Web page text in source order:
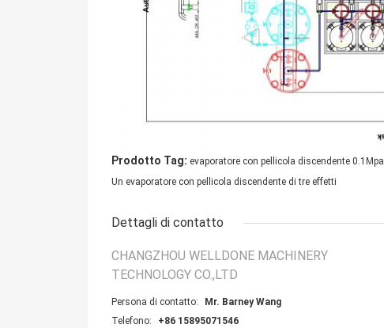
Prodotto Tag: evaporatore con pellicola discendente 0.1Mpa
Un evaporatore con pellicola discendente di tre effetti
Dettagli di contatto
CHANGZHOU WELLDONE MACHINERY
TECHNOLOGY CO.,LTD
Persona di contatto:
Mr. Barney Wang
Telefono:
+86 15895071546